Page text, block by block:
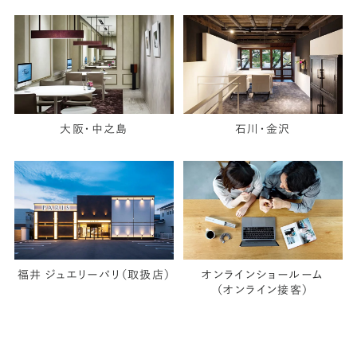
大阪・中之島 石川・金沢
福井 ジュエリーパリ（取扱店）
オンラインショールーム
（オンライン接客）